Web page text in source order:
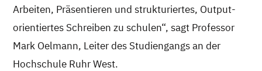
Arbeiten, Präsentieren und strukturiertes, Output-
orientiertes Schreiben zu schulen“, sagt Professor
Mark Oelmann, Leiter des Studiengangs an der
Hochschule Ruhr West.